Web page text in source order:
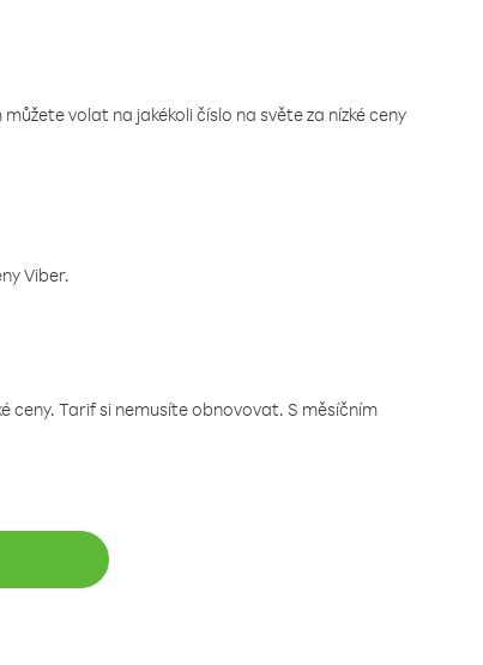
volat na jakékoli číslo na světe za nízké ceny
Viber.
ceny. Tarif si nemusíte obnovovat. S měsíčním